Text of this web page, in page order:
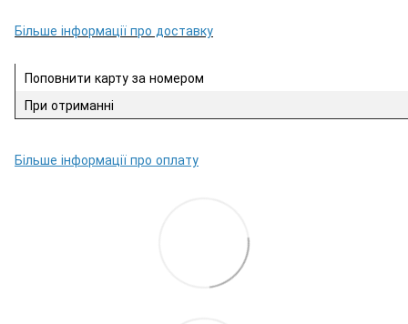
Більше інформації про доставку
Поповнити карту за номером
При отриманні
Більше інформації про оплату